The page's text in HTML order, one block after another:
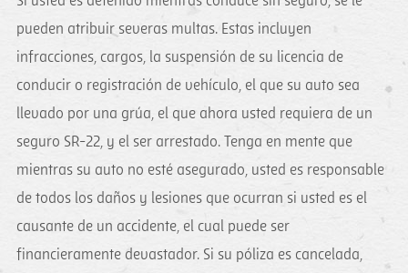
pueden atribuir severas multas. Estas incluyen
infracciones, cargos, la suspensión de su licencia de
conducir o registración de vehículo, el que su auto sea
llevado por una grúa, el que ahora usted requiera de un
seguro SR-22, y el ser arrestado. Tenga en mente que
mientras su auto no esté asegurado, usted es responsable
de todos los daños y lesiones que ocurran si usted es el
causante de un accidente, el cual puede ser
financieramente devastador. Si su póliza es cancelada,